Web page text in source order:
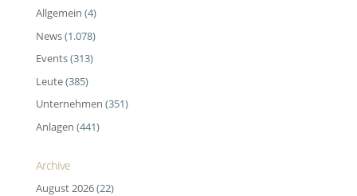
Allgemein (4)
News(1.078)
Events(313)
Leute(385)
Unternehmen (351)
Anlagen (441)
Archive
August 2026(22)